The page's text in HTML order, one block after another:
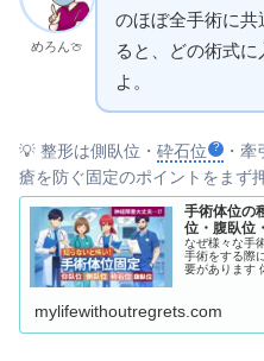
めろん🍈
のほぼ全手術に
ると、どの術式
よ。
💡 整形は側臥位・ 砕石位
・
瘡を防ぐ固定のポイントをまず
手術体位の
位・腹臥位
なぜ様々な手
手術をする際
要があります
によって「手
mylifewithoutregrets.com